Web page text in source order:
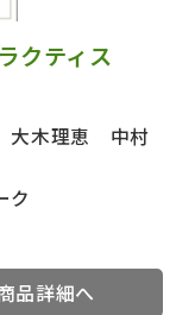
クティス
大木理恵 中村
ク
品詳細へ